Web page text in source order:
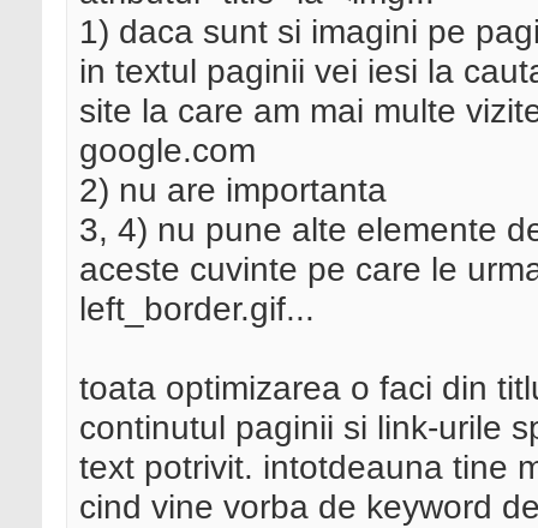
1) daca sunt si imagini pe
in textul paginii vei iesi la
site la care am mai multe
google.com
2) nu are importanta
3, 4) nu pune alte elemente
aceste cuvinte pe care le
left_border.gif...
toata optimizarea o faci din
continutul paginii si link-urile
text potrivit. intotdeauna tine
cind vine vorba de keyword